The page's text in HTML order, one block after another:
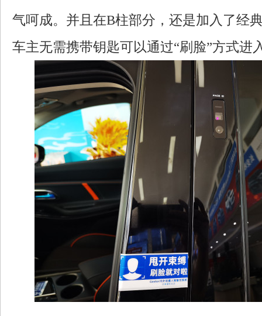
气呵成。并且在B柱部分，还是加入了经
车主无需携带钥匙可以通过“刷脸”方式进